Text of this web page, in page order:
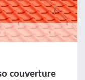
couverture